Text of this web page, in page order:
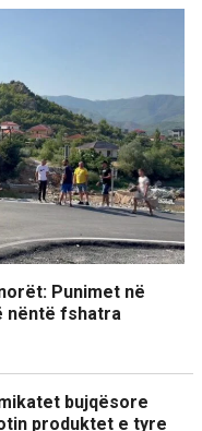
Punimet në
nëntë fshatra
bujqësore
produktet e tyre